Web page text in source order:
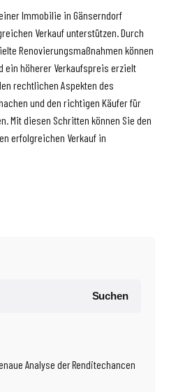
Immobilie in Gänserndorf
Verkauf unterstützen. Durch
Renovierungsmaßnahmen können
ein höherer Verkaufspreis erzielt
rechtlichen Aspekten des
und den richtigen Käufer für
Mit diesen Schritten können Sie den
erfolgreichen Verkauf in
Suchen
Analyse der Renditechancen